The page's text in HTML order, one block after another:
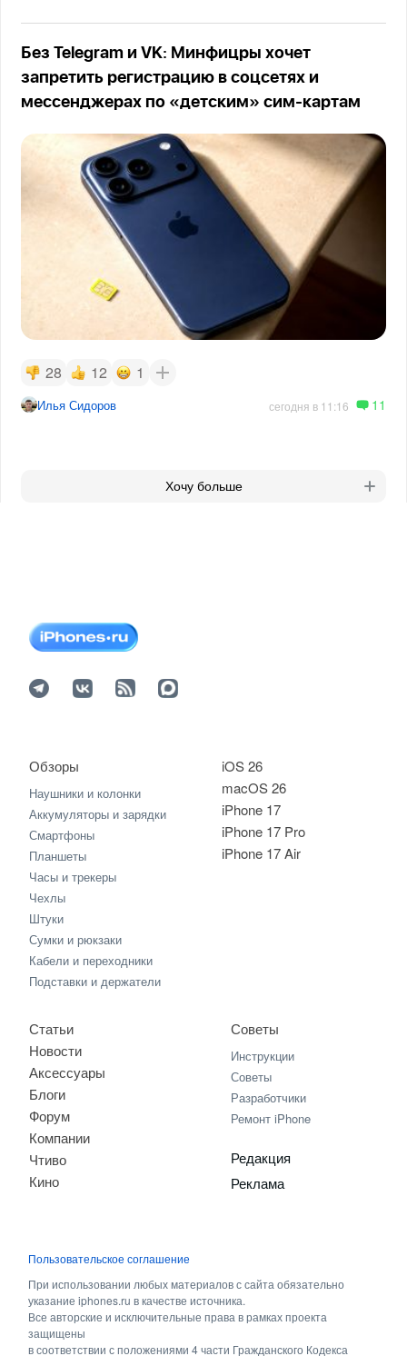
Без Telegram и VK: Минфицры хочет
запретить регистрацию в соцсетях и
мессенджерах по «детским» сим-картам
28 12 1
Илья Сидоров сегодня в 11:16 11
Хочу больше
iOS 26
macOS 26
iPhone 17
iPhone 17 Pro
iPhone 17 Air
Обзоры
Наушники и колонки
Аккумуляторы и зарядки
Смартфоны
Планшеты
Часы и трекеры
Чехлы
Штуки
Сумки и рюкзаки
Кабели и переходники
Подставки и держатели
Статьи
Новости
Аксессуары
Блоги
Форум
Компании
Чтиво
Кино
Советы
Инструкции
Советы
Разработчики
Ремонт iPhone
Редакция
Реклама
Пользовательское соглашение
При использовании любых материалов с сайта обязательно
указание iphones.ru в качестве источника.
Все авторские и исключительные права в рамках проекта
защищены
в соответствии с положениями 4 части Гражданского Кодекса